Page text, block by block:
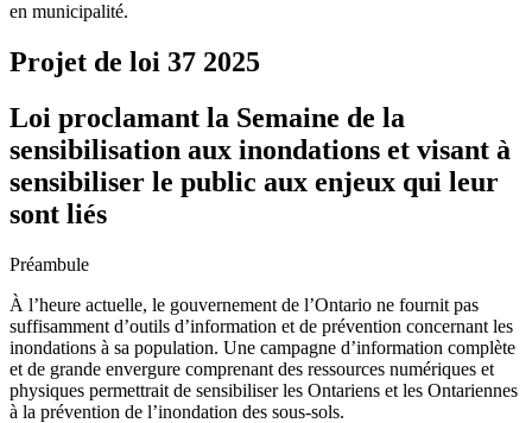
en municipalité.
Projet de loi 37 2025
Loi proclamant la Semaine de la
sensibilisation aux inondations et visant à
sensibiliser le public aux enjeux qui leur
sont liés
Préambule
À l’heure actuelle, le gouvernement de l’Ontario ne fournit pas
suffisamment d’outils d’information et de prévention concernant les
inondations à sa population. Une campagne d’information complète
et de grande envergure comprenant des ressources numériques et
physiques permettrait de sensibiliser les Ontariens et les Ontariennes
à la prévention de l’inondation des sous-sols.